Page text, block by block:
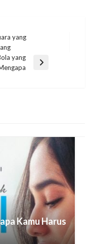
yang
yang
Kamu Harus